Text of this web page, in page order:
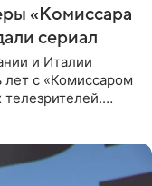
«Комиссара
сериал
и Италии
лет с «Комиссаром